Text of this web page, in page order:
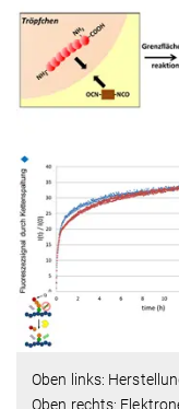
Oben links:
Oben rechts: